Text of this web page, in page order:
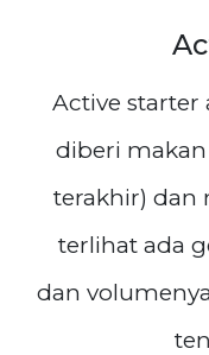
Active starter
diberi makan
terakhir) dan
terlihat ada
dan